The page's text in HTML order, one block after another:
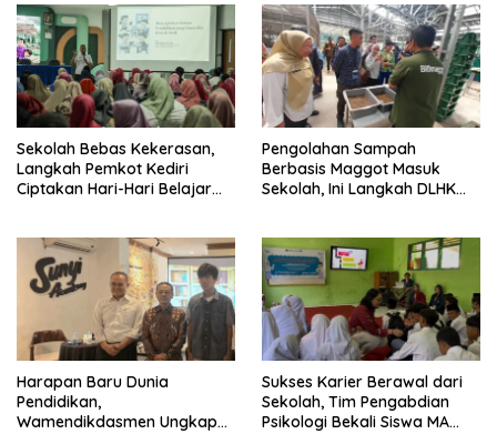
Sekolah Bebas Kekerasan,
Langkah Pemkot Kediri
Ciptakan Hari-Hari Belajar
Pengolahan Sampah
Berbasis Maggot Masuk
Sekolah, Ini Langkah DLHK
Harapan Baru Dunia
Pendidikan,
Wamendikdasmen Ungkap
Sukses Karier Berawal dari
Sekolah, Tim Pengabdian
Psikologi Bekali Siswa MA